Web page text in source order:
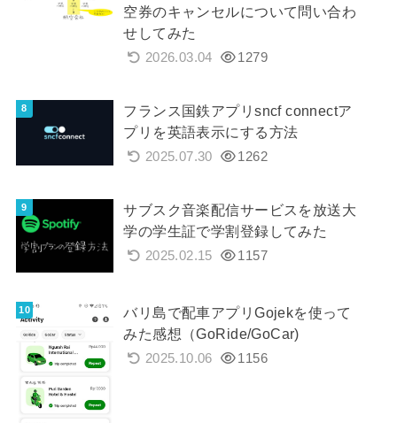
空券のキャンセルについて問い合わ
せしてみた
2026.03.04 1279
フランス国鉄アプリsncf connectア
プリを英語表示にする方法
2025.07.30 1262
サブスク音楽配信サービスを放送大
学の学生証で学割登録してみた
2025.02.15 1157
バリ島で配車アプリGojekを使って
みた感想（GoRide/GoCar)
2025.10.06 1156